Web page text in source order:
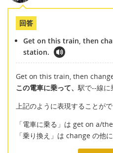
回答
Get on this train, then
station.
Get on this train, then
この電車に乗って、 駅で--線に
上記のように表現することがで
「電車に乗る」は get on a/
「乗り換え」は change の他